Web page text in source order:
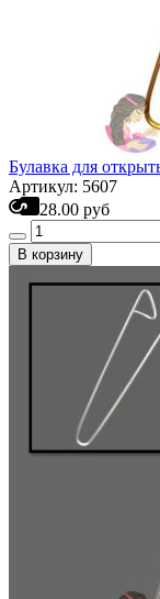
Булавка для
Артикул: 5607
28.00 руб
В корзину